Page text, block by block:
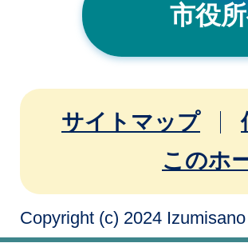
市役
サイトマップ
このホ
Copyright (c) 2024